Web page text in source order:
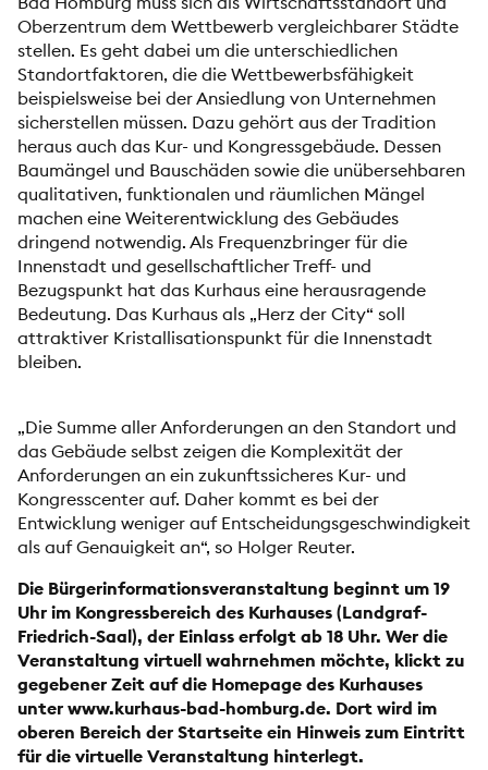
Oberzentrum dem Wettbewerb vergleichbarer Städte
stellen. Es geht dabei um die unterschiedlichen
Standortfaktoren, die die Wettbewerbsfähigkeit
beispielsweise bei der Ansiedlung von Unternehmen
sicherstellen müssen. Dazu gehört aus der Tradition
heraus auch das Kur- und Kongressgebäude. Dessen
Baumängel und Bauschäden sowie die unübersehbaren
qualitativen, funktionalen und räumlichen Mängel
machen eine Weiterentwicklung des Gebäudes
dringend notwendig. Als Frequenzbringer für die
Innenstadt und gesellschaftlicher Treff- und
Bezugspunkt hat das Kurhaus eine herausragende
Bedeutung. Das Kurhaus als „Herz der City“ soll
attraktiver Kristallisationspunkt für die Innenstadt
bleiben.
„Die Summe aller Anforderungen an den Standort und
das Gebäude selbst zeigen die Komplexität der
Anforderungen an ein zukunftssicheres Kur- und
Kongresscenter auf. Daher kommt es bei der
Entwicklung weniger auf Entscheidungsgeschwindigkeit
als auf Genauigkeit an“, so Holger Reuter.
Die Bürgerinformationsveranstaltung beginnt um 19
Uhr im Kongressbereich des Kurhauses (Landgraf-
Friedrich-Saal), der Einlass erfolgt ab 18 Uhr. Wer die
Veranstaltung virtuell wahrnehmen möchte, klickt zu
gegebener Zeit auf die Homepage des Kurhauses
unter www.kurhaus-bad-homburg.de. Dort wird im
oberen Bereich der Startseite ein Hinweis zum Eintritt
für die virtuelle Veranstaltung hinterlegt.